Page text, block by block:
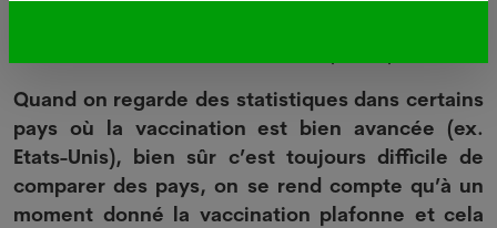
Quand on regarde des statistiques dans certains
pays où la vaccination est bien avancée (ex.
Etats-Unis), bien sûr c’est toujours difficile de
comparer des pays, on se rend compte qu’à un
moment donné la vaccination plafonne et cela